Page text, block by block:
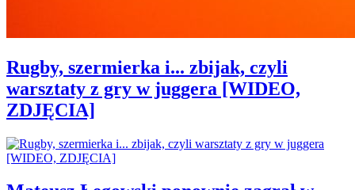
Rugby, szermierka i... zbijak, czyli
warsztaty z gry w juggera [WIDEO,
ZDJĘCIA]